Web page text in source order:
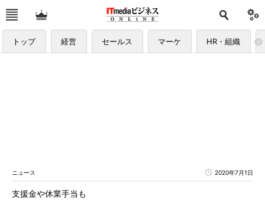
トップ 経営 セールス マーケ HR・組織
ニュース 2020年7月1日
支援金や休業手当も